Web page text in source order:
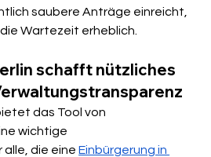
saubere Anträge einreicht,
Wartezeit erheblich.
schafft nützliches
das Tool von
wichtige
alle, die eine Einbürgerung in